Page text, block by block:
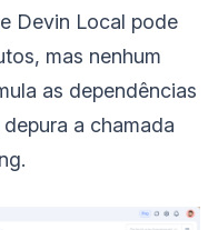
Devin Local pode
mas nenhum
as dependências
a chamada